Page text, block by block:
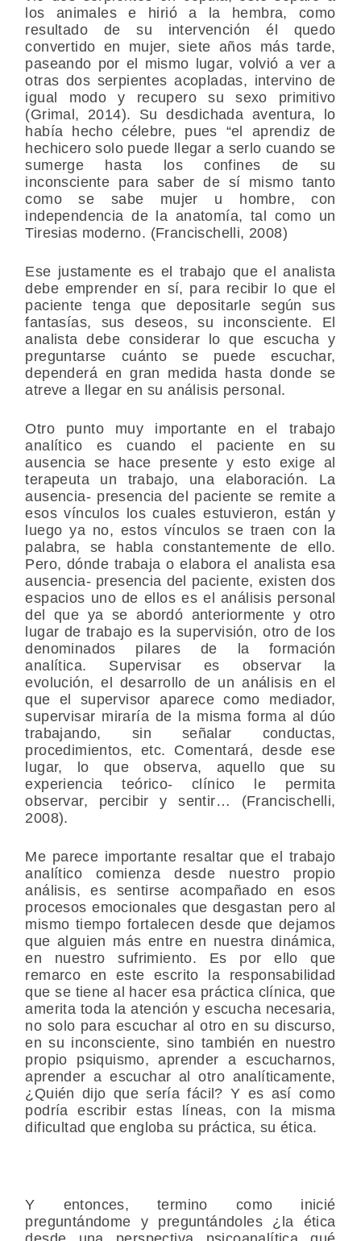
los animales e hirió a la hembra, como
resultado de su intervención él quedo
convertido en mujer, siete años más tarde,
paseando por el mismo lugar, volvió a ver a
otras dos serpientes acopladas, intervino de
igual modo y recupero su sexo primitivo
(Grimal, 2014). Su desdichada aventura, lo
había hecho célebre, pues “el aprendiz de
hechicero solo puede llegar a serlo cuando se
sumerge hasta los confines de su
inconsciente para saber de sí mismo tanto
como se sabe mujer u hombre, con
independencia de la anatomía, tal como un
Tiresias moderno. (Francischelli, 2008)
Ese justamente es el trabajo que el analista
debe emprender en sí, para recibir lo que el
paciente tenga que depositarle según sus
fantasías, sus deseos, su inconsciente. El
analista debe considerar lo que escucha y
preguntarse cuánto se puede escuchar,
dependerá en gran medida hasta donde se
atreve a llegar en su análisis personal.
Otro punto muy importante en el trabajo
analítico es cuando el paciente en su
ausencia se hace presente y esto exige al
terapeuta un trabajo, una elaboración. La
ausencia- presencia del paciente se remite a
esos vínculos los cuales estuvieron, están y
luego ya no, estos vínculos se traen con la
palabra, se habla constantemente de ello.
Pero, dónde trabaja o elabora el analista esa
ausencia- presencia del paciente, existen dos
espacios uno de ellos es el análisis personal
del que ya se abordó anteriormente y otro
lugar de trabajo es la supervisión, otro de los
denominados pilares de la formación
analítica. Supervisar es observar la
evolución, el desarrollo de un análisis en el
que el supervisor aparece como mediador,
supervisar miraría de la misma forma al dúo
trabajando, sin señalar conductas,
procedimientos, etc. Comentará, desde ese
lugar, lo que observa, aquello que su
experiencia teórico- clínico le permita
observar, percibir y sentir… (Francischelli,
2008).
Me parece importante resaltar que el trabajo
analítico comienza desde nuestro propio
análisis, es sentirse acompañado en esos
procesos emocionales que desgastan pero al
mismo tiempo fortalecen desde que dejamos
que alguien más entre en nuestra dinámica,
en nuestro sufrimiento. Es por ello que
remarco en este escrito la responsabilidad
que se tiene al hacer esa práctica clínica, que
amerita toda la atención y escucha necesaria,
no solo para escuchar al otro en su discurso,
en su inconsciente, sino también en nuestro
propio psiquismo, aprender a escucharnos,
aprender a escuchar al otro analíticamente,
¿Quién dijo que sería fácil? Y es así como
podría escribir estas líneas, con la misma
dificultad que engloba su práctica, su ética.
Y entonces, termino como inicié
preguntándome y preguntándoles ¿la ética